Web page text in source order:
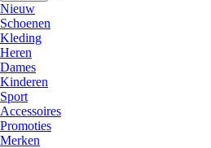
Nieuw
Schoenen
Kleding
Heren
Dames
Kinderen
Sport
Accessoires
Promoties
Merken